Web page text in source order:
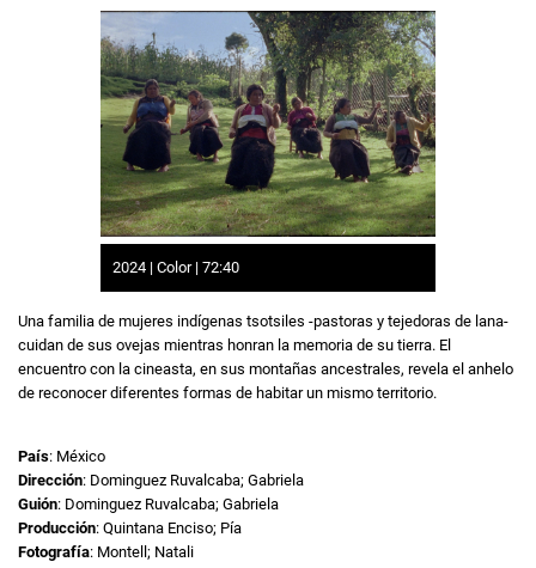
2024 | Color | 72:40
Una familia de mujeres indígenas tsotsiles -pastoras y tejedoras de lana-
cuidan de sus ovejas mientras honran la memoria de su tierra. El
encuentro con la cineasta, en sus montañas ancestrales, revela el anhelo
de reconocer diferentes formas de habitar un mismo territorio.
País: México
Dirección: Dominguez Ruvalcaba; Gabriela
Guión: Dominguez Ruvalcaba; Gabriela
Producción: Quintana Enciso; Pía
Fotografía: Montell; Natali